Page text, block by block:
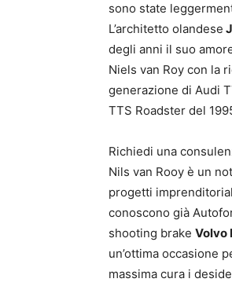
sono state
L’architetto olandese
degli anni il suo
Niels van Roy con la
generazione di Audi
TTS Roadster del
Richiedi una
Nils van Rooy è un
progetti
conoscono già
shooting brake Volvo
un’ottima occasione
massima cura i